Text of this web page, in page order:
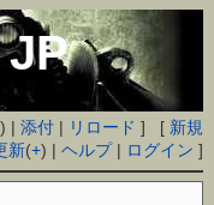
) |添付 | リロード ] [ 新規
新(+) |ヘルプ| ログイン ]